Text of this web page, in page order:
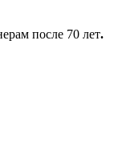
после 70 лет.